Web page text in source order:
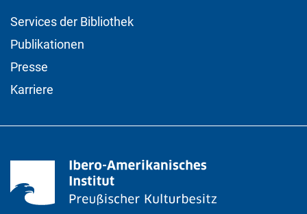
Services der Bibliothek
Publikationen
Presse
Karriere